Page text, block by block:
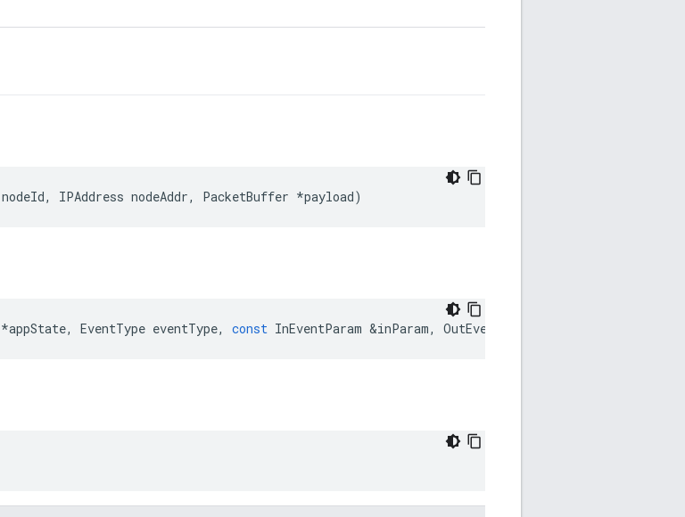
nodeId, IPAddress nodeAddr, PacketBuffer *payload)
*appState, EventType eventType, const InEventParam &inParam, OutEventParam